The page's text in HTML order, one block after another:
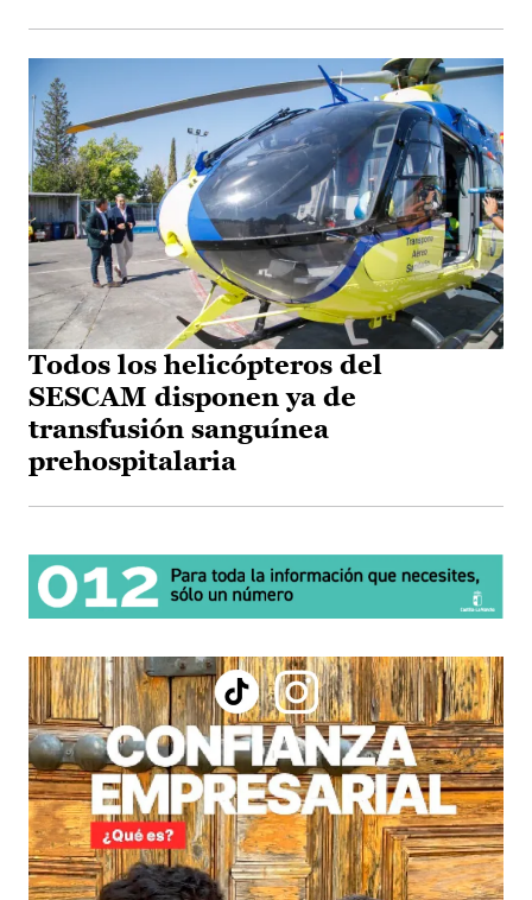
Todos los helicópteros del
SESCAM disponen ya de
transfusión sanguínea
prehospitalaria